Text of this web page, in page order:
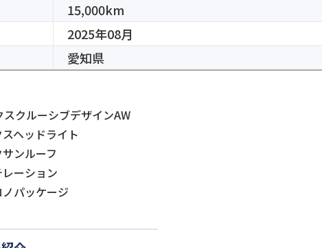
15,000km
2025年08月
愛知県
クルーシブデザインAW
ヘッドライト
ンルーフ
ーション
パッケージ